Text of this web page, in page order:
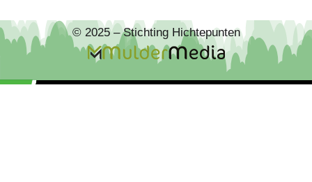
© 2025 – Stichting Hichtepunten